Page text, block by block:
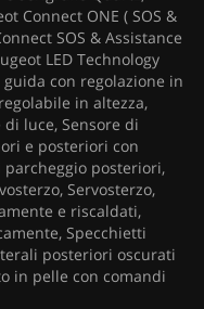
Connect ONE ( SOS &
SOS & Assistance
LED Technology
con regolazione in
in altezza,
luce, Sensore di
e posteriori con
parcheggio posteriori,
Servosterzo,
e riscaldati,
Specchietti
posteriori oscurati
in pelle con comandi